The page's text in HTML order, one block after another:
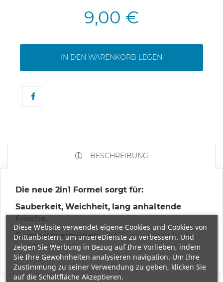
9,00 €
IN DEN WARENKORB LEGEN
BESCHREIBUNG
Die neue 2in1 Formel sorgt für:
Sauberkeit, Weichheit, lang anhaltende
Fassungsvermögen– 2000 ml – reicht für bis
zu 37 Wäschen
Diese Website verwendet eigene Cookies und Cookies von
Drittanbietern, um unsereDienste zu verbessern. Und
zeigen Sie Werbung in Bezug auf Ihre Vorlieben, indem
Sie Ihre Gewohnheiten analysieren navigation. Um Ihre
Zustimmung zu seiner Verwendung zu geben, klicken Sie
auf die Schaltfläche Akzeptieren.